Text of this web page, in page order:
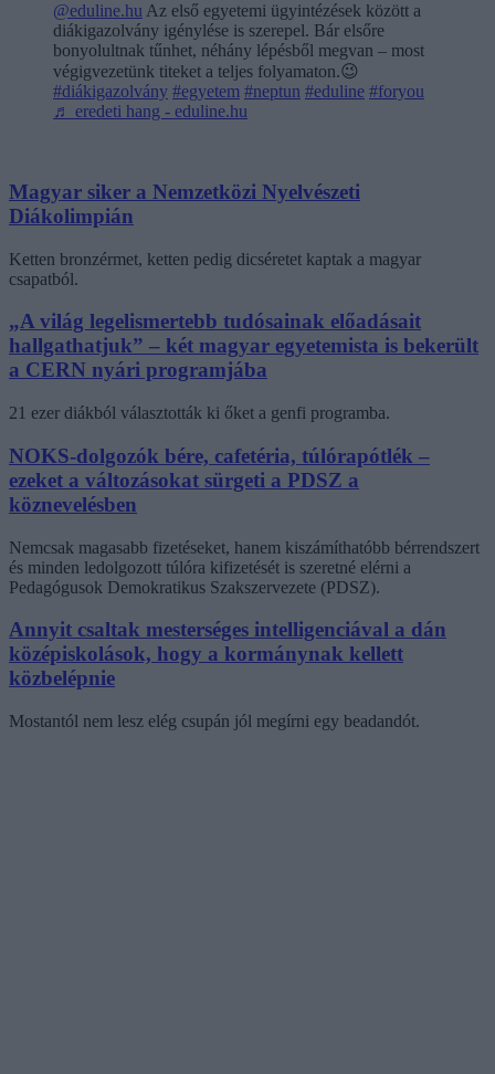
@eduline.hu Az első egyetemi ügyintézések között a
diákigazolvány igénylése is szerepel. Bár elsőre
bonyolultnak tűnhet, néhány lépésből megvan – most
végigvezetünk titeket a teljes folyamaton.😉
#diákigazolvány #egyetem #neptun #eduline #foryou
♬ eredeti hang - eduline.hu
Magyar siker a Nemzetközi Nyelvészeti
Diákolimpián
Ketten bronzérmet, ketten pedig dicséretet kaptak a magyar
csapatból.
„A világ legelismertebb tudósainak előadásait
hallgathatjuk” – két magyar egyetemista is bekerült
a CERN nyári programjába
21 ezer diákból választották ki őket a genfi programba.
NOKS-dolgozók bére, cafetéria, túlórapótlék –
ezeket a változásokat sürgeti a PDSZ a
köznevelésben
Nemcsak magasabb fizetéseket, hanem kiszámíthatóbb bérrendszert
és minden ledolgozott túlóra kifizetését is szeretné elérni a
Pedagógusok Demokratikus Szakszervezete (PDSZ).
Annyit csaltak mesterséges intelligenciával a dán
középiskolások, hogy a kormánynak kellett
közbelépnie
Mostantól nem lesz elég csupán jól megírni egy beadandót.